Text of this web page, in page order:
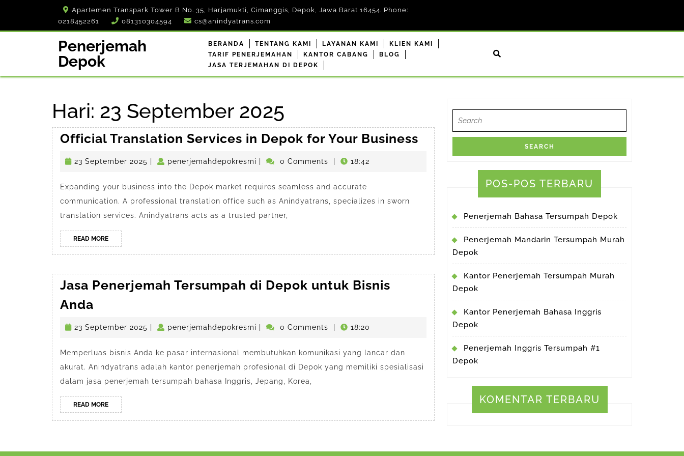
Apartemen Transpark Tower B No. 35, Harjamukti, Cimanggis, Depok, Jawa Barat 16454. Phone:
0218452261
081310304594 cs@anindyatrans.com
Penerjemah
Depok
BERANDA TENTANG KAMI LAYANAN KAMI
KLIEN KAMI
TARIF PENERJEMAHAN
KANTOR CABANG
BLOG
JASA TERJEMAHAN DI DEPOK
Hari: 23 September 2025
Official Translation Services in Depok for Your Business Official
Translation
Services
Depok
for
Your
Business
23 September 2025 23
2025
| penerjemahdepokresmi penerjemahdepokresmi
| 0 Comments | 18:42
Expanding your business into the Depok market requires seamless and accurate
communication. A professional translation office such as Anindyatrans, specializes in sworn
translation services. Anindyatrans acts as a trusted partner,
READ MOREREAD
MORE
Jasa Penerjemah Tersumpah di Depok untuk Bisnis
Anda
Tersumpah
Depok
untuk
Bisnis
Anda
23 September 2025 23
2025
penerjemahdepokresmi penerjemahdepokresmi
0 Comments 18:20
Memperluas bisnis Anda ke pasar internasional membutuhkan komunikasi yang lancar dan
akurat. Anindyatrans adalah kantor penerjemah profesional di Depok yang memiliki spesialisasi
dalam jasa penerjemah tersumpah bahasa Inggris, Jepang, Korea,
READ MOREREAD
MORE
for:
POS-POS TERBARU
Penerjemah Bahasa Tersumpah Depok
Penerjemah Mandarin Tersumpah Murah
Depok
Kantor Penerjemah Tersumpah Murah
Depok
Kantor Penerjemah Bahasa Inggris
Depok
Penerjemah Inggris Tersumpah #1
Depok
KOMENTAR TERBARU